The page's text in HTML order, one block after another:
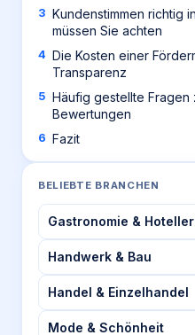
Kundenstimmen richtig
müssen Sie achten
Die Kosten einer
Transparenz
Häufig gestellte Fragen
Bewertungen
Fazit
BELIEBTE BRANCHEN
Gastronomie &
Handwerk & Bau
Handel & Einzelhandel
Mode & Schönheit